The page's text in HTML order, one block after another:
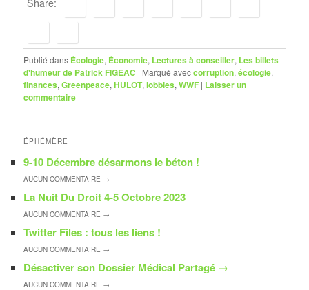
Share:
Publié dans Écologie, Économie, Lectures à conseiller, Les billets
d'humeur de Patrick FIGEAC | Marqué aveccorruption,écologie,
finances,Greenpeace,HULOT,lobbies,WWF | Laisser un
commentaire
ÉPHÉMÈRE
9-10 Décembre désarmons le béton !
AUCUNCOMMENTAIRE →
La Nuit Du Droit 4-5 Octobre 2023
AUCUNCOMMENTAIRE →
Twitter Files : tous les liens !
AUCUNCOMMENTAIRE →
Désactiver son Dossier Médical Partagé →
AUCUNCOMMENTAIRE →